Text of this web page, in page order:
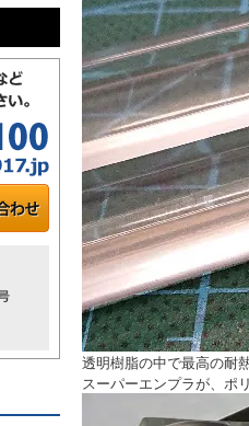
透明樹脂の中で最高の耐
スーパーエンプラが、ポ